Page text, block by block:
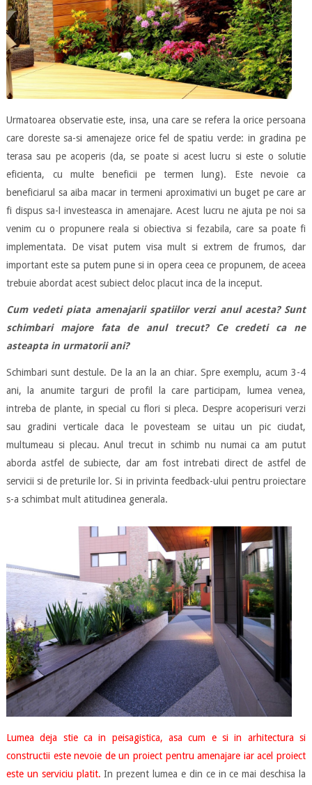
Urmatoarea observatie este, insa, una care se refera la orice persoana
care doreste sa-si amenajeze orice fel de spatiu verde: in gradina pe
terasa sau pe acoperis (da, se poate si acest lucru si este o solutie
eficienta, cu multe beneficii pe termen lung). Este nevoie ca
beneficiarul sa aiba macar in termeni aproximativi un buget pe care ar
fi dispus sa-l investeasca in amenajare. Acest lucru ne ajuta pe noi sa
venim cu o propunere reala si obiectiva si fezabila, care sa poate fi
implementata. De visat putem visa mult si extrem de frumos, dar
important este sa putem pune si in opera ceea ce propunem, de aceea
trebuie abordat acest subiect deloc placut inca de la inceput.
Cum vedeti piata amenajarii spatiilor verzi anul acesta? Sunt
schimbari majore fata de anul trecut? Ce credeti ca ne
asteapta in urmatorii ani?
Schimbari sunt destule. De la an la an chiar. Spre exemplu, acum 3-4
ani, la anumite targuri de profil la care participam, lumea venea,
intreba de plante, in special cu flori si pleca. Despre acoperisuri verzi
sau gradini verticale daca le povesteam se uitau un pic ciudat,
multumeau si plecau. Anul trecut in schimb nu numai ca am putut
aborda astfel de subiecte, dar am fost intrebati direct de astfel de
servicii si de preturile lor. Si in privinta feedback-ului pentru proiectare
s-a schimbat mult atitudinea generala.
Lumea deja stie ca in peisagistica, asa cum e si in arhitectura si
constructii este nevoie de un proiect pentru amenajare iar acel proiect
este un serviciu platit. In prezent lumea e din ce in ce mai deschisa la